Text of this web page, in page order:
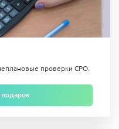
проверки СРО.